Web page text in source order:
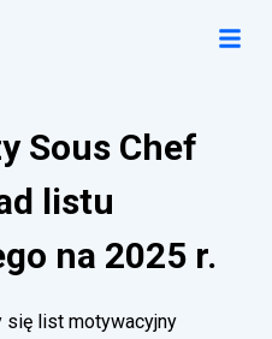
Sous Chef
listu
na 2025 r.
się list motywacyjny